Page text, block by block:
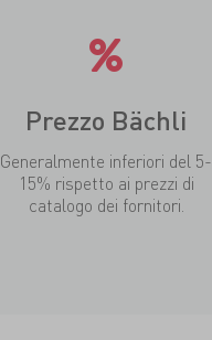
Prezzo Bächli
Generalmente inferiori del 5-
15% rispetto ai prezzi di
catalogo dei fornitori.